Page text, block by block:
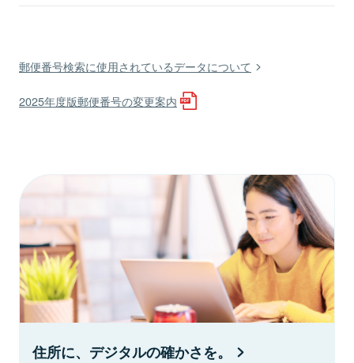
郵便番号検索に使用されているデータについて
2025年度版郵便番号の変更案内
住所に、デジタルの確かさを。